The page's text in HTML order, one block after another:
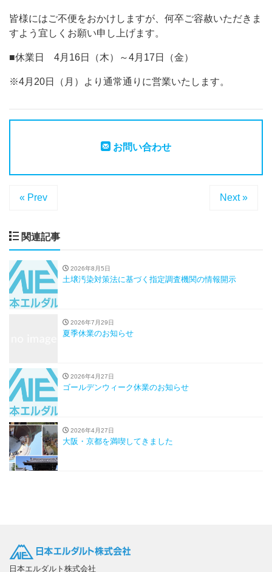
皆様にはご不便をおかけしますが、何卒ご容赦いただきま
すよう宜しくお願い申し上げます。
■休業日 4月16日（木）～4月17日（金）
※4月20日（月）より通常通りに営業いたします。
お問い合わせ
« Prev Next »
関連記事
2026年8月5日
土壌汚染対策法に基づく指定調査機関の情報開示
2026年7月29日
夏季休業のお知らせ
2026年4月27日
ゴールデンウィーク休業のお知らせ
2026年4月27日
大阪・京都を満喫してきました
日本エルダルト株式会社